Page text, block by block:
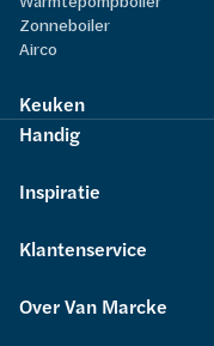
Zonneboiler
Airco
Keuken
Handig
Inspiratie
Klantenservice
Over Van Marcke